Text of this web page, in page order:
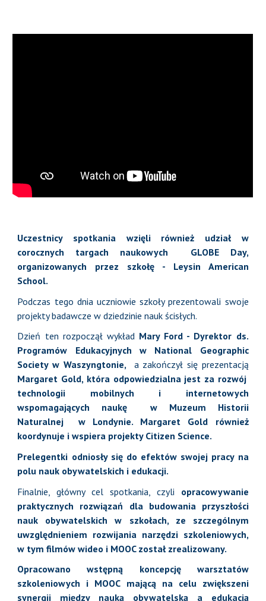
Uczestnicy spotkania wzięli również udział w
corocznych targach naukowych GLOBE Day,
organizowanych przez szkołę - Leysin American
School.
Podczas tego dnia uczniowie szkoły prezentowali swoje
projekty badawcze w dziedzinie nauk ścisłych.
Dzień ten rozpoczął wykład Mary Ford - Dyrektor ds.
Programów Edukacyjnych w National Geographic
Society w Waszyngtonie,a zakończył się prezentacją
Margaret Gold, która odpowiedzialna jest za rozwój
technologii mobilnych i internetowych
wspomagających naukę w Muzeum Historii
Naturalnej w Londynie. Margaret Gold również
koordynuje i wspiera projekty Citizen Science.
Prelegentki odniosły się do efektów swojej pracy na
polu nauk obywatelskich i edukacji.
Finalnie, główny cel spotkania, czyli opracowywanie
praktycznych rozwiązań dla budowania przyszłości
nauk obywatelskich w szkołach, ze szczególnym
uwzględnieniem rozwijania narzędzi szkoleniowych,
w tym filmów wideo i MOOC został zrealizowany.
Opracowano wstępną koncepcję warsztatów
szkoleniowych i MOOC mającą na celu zwiększeni
synergii między nauką obywatelską a edukacją